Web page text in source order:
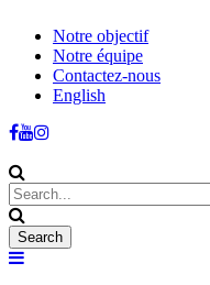
Notre objectif
Notre équipe
Contactez-nous
English